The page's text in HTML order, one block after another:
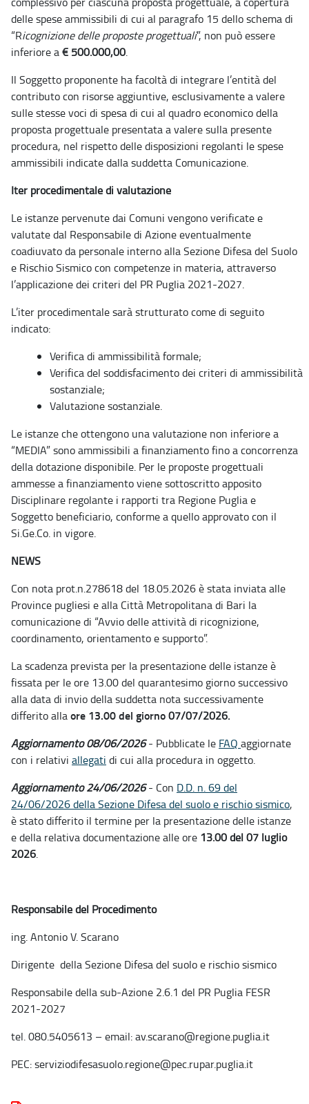
delle spese ammissibili di cui al paragrafo 15 dello schema di
“Ricognizione delle proposte progettuali”, non può essere
inferiore a€ 500.000,00.
Il Soggetto proponente ha facoltà di integrare l’entità del
contributo con risorse aggiuntive, esclusivamente a valere
sulle stesse voci di spesa di cui al quadro economico della
proposta progettuale presentata a valere sulla presente
procedura, nel rispetto delle disposizioni regolanti le spese
ammissibili indicate dalla suddetta Comunicazione.
Iter procedimentale di valutazione
Le istanze pervenute dai Comuni vengono verificate e
valutate dal Responsabile di Azione eventualmente
coadiuvato da personale interno alla Sezione Difesa del Suolo
e Rischio Sismico con competenze in materia, attraverso
l’applicazione dei criteri del PR Puglia 2021-2027.
L’iter procedimentale sarà strutturato come di seguito
indicato:
Verifica di ammissibilità formale;
Verifica del soddisfacimento dei criteri di ammissibilità
sostanziale;
Valutazione sostanziale.
Le istanze che ottengono una valutazione non inferiore a
“MEDIA” sono ammissibili a finanziamento fino a concorrenza
della dotazione disponibile. Per le proposte progettuali
ammesse a finanziamento viene sottoscritto apposito
Disciplinare regolante i rapporti tra Regione Puglia e
Soggetto beneficiario, conforme a quello approvato con il
Si.Ge.Co. in vigore.
NEWS
Con nota prot.n.278618 del 18.05.2026 è stata inviata alle
Province pugliesi e alla Città Metropolitana di Bari la
comunicazione di “Avvio delle attività di ricognizione,
coordinamento, orientamento e supporto”.
La scadenza prevista per la presentazione delle istanze è
fissata per le ore 13.00 del quarantesimo giorno successivo
alla data di invio della suddetta nota successivamente
differito allaore 13.00 del giorno07/07/2026.
Aggiornamento 08/06/2026- Pubblicate le FAQ aggiornate
con i relativi allegati di cui alla procedura in oggetto.
Aggiornamento 24/06/2026- Con D.D. n. 69 del
24/06/2026 della Sezione Difesa del suolo e rischio sismico,
è stato differito il termine per la presentazione delle istanze
e della relativa documentazione alle ore 13.00 del 07 luglio
2026.
Responsabile del Procedimento
ing. Antonio V. Scarano
Dirigente della Sezione Difesa del suolo e rischio sismico
Responsabile della sub-Azione 2.6.1 del PR Puglia FESR
2021-2027
tel. 080.5405613 – email: av.scarano@regione.puglia.it
PEC: serviziodifesasuolo.regione@pec.rupar.puglia.it